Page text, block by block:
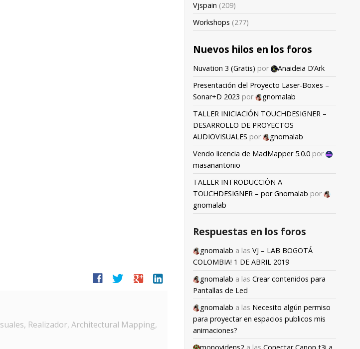
facebook twitter google linkedin
Realizador, Architectural Mapping,
Vjspain (209)
Workshops (277)
Nuevos hilos en los foros
Nuvation 3 (Gratis) por
Anaideia D’Ark
Presentación del Proyecto Laser-Boxes –
Sonar+D 2023 por
gnomalab
TALLER INICIACIÓN TOUCHDESIGNER –
DESARROLLO DE PROYECTOS
AUDIOVISUALES por
gnomalab
Vendo licencia de MadMapper 5.0.0 por
masanantonio
TALLER INTRODUCCIÓN A
TOUCHDESIGNER – por Gnomalab por
gnomalab
Respuestas en los foros
gnomalab a las VJ – LAB BOGOTÁ
COLOMBIA! 1 DE ABRIL 2019
gnomalab a las Crear contenidos para
Pantallas de Led
gnomalab a las Necesito algún permiso
para proyectar en espacios publicos mis
animaciones?